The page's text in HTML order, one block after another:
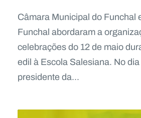
Câmara Municipal do Funchal
Funchal abordaram a
celebrações do 12 de maio
edil à Escola Salesiana. No
presidente da...